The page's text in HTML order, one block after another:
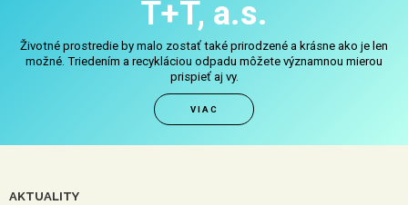
T+T, a.s.
Životné prostredie by malo zostať také prirodzené a krásne ako je len
možné. Triedením a recykláciou odpadu môžete významnou mierou
prispieť aj vy.
VIAC
AKTUALITY